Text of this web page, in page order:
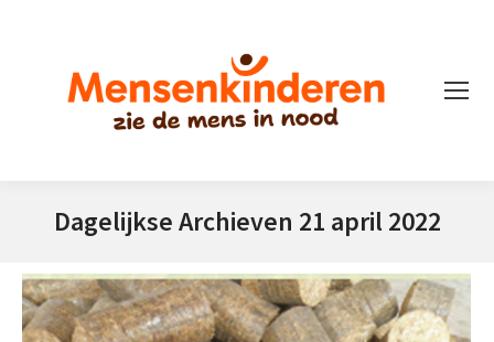
Dagelijkse Archieven 21 april 2022